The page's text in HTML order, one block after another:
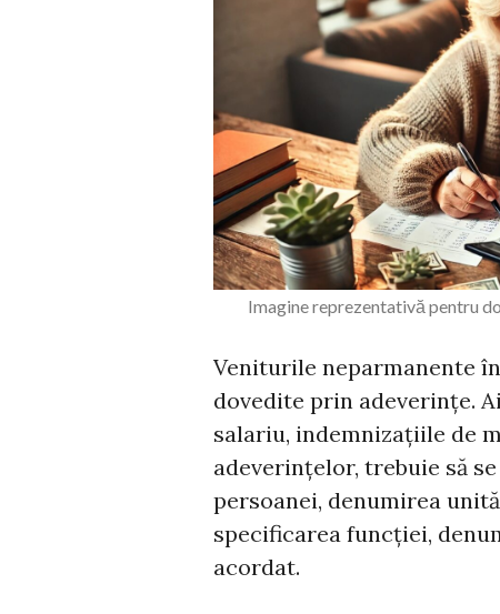
Imagine reprezentativă pentru
Veniturile neparmanente
dovedite prin adeverințe.
salariu, indemnizaţiile de
adeverințelor, trebuie să
persoanei, denumirea
specificarea funcţiei,
acordat.